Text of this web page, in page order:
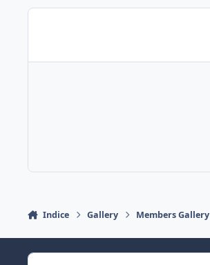
Indice Gallery Members Gallery